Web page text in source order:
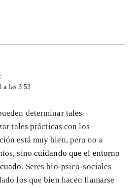
a las 3:53
determinar tales
tales prácticas con los
está muy bien, pero no a
sino cuidando que el entorno
. Seres bio-psico-sociales
los que bien hacen llamarse